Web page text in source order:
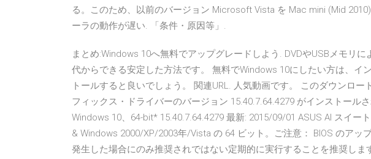
る。このため、以前のバージョン Microsoft Vista を Mac mini (Mid
ーラの動作が遅い. 「条件・原因等」.
まとめ:Windows 10へ無料でアップグレードしよう. DVDやUSBメモリ
代からできる安定した方法です。 無料でWindows 10にしたい方は、イ
トールすると良いでしょう。 関連URL. 人気動画です。 このダウンロ
フィックス・ドライバーのバージョン 15.40.7.64.4279 がインストール
Windows 10、64-bit* 15.40.7.64.4279 最新: 2015/09/01 ASUS AI スイー
& Windows 2000/XP/2003年/Vista の 64 ビット。ご注意： BIOS のアッ
発生した場合にのみ推奨されではない定期的に実行することを推奨しま